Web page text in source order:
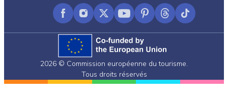
FacebookInstagram
X
(formerly
Twitter)
YouTubePinterest
ThreadsTikTok
2026 © Commission européenne du tourisme.
Tous droits réservés